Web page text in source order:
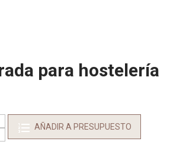
para hostelería
AÑADIR A PRESUPUESTO